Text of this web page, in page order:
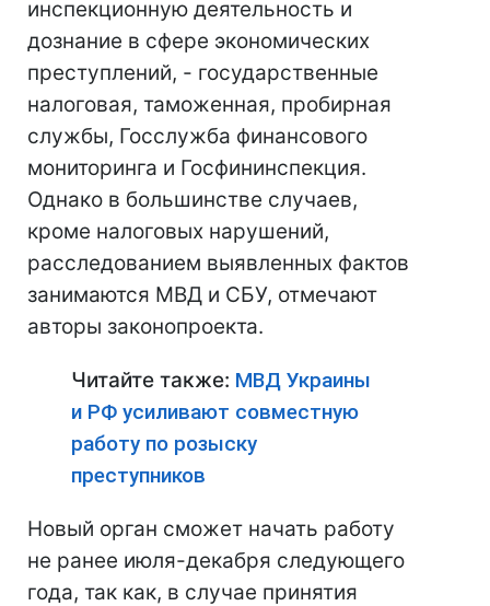
инспекционную деятельность и
дознание в сфере экономических
преступлений, - государственные
налоговая, таможенная, пробирная
службы, Госслужба финансового
мониторинга и Госфининспекция.
Однако в большинстве случаев,
кроме налоговых нарушений,
расследованием выявленных фактов
занимаются МВД и СБУ, отмечают
авторы законопроекта.
Читайте также: МВД Украины
и РФ усиливают совместную
работу по розыску
преступников
Новый орган сможет начать работу
не ранее июля-декабря следующего
года, так как, в случае принятия